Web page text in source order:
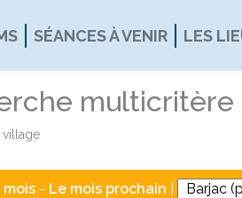
SÉANCES À VENIR LES
multicritère
village
mois- Le mois prochain